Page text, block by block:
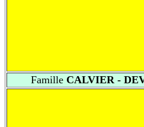
FamilleCALVIER -